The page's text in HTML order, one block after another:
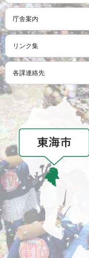
庁舎案内
リンク集
各課連絡先